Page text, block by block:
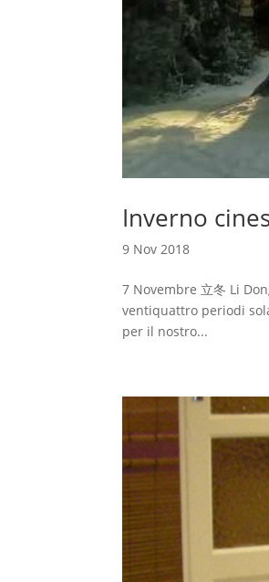
Inverno
9 Nov 2018
7 Novembre 立冬 Li
ventiquattro periodi
per il nostro...